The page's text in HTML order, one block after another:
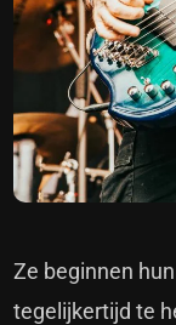
Ze beginnen
tegelijkertijd te